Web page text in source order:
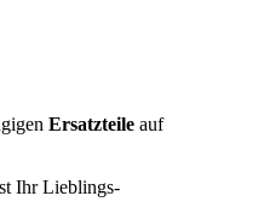
Ersatzteile auf
Ihr Lieblings-